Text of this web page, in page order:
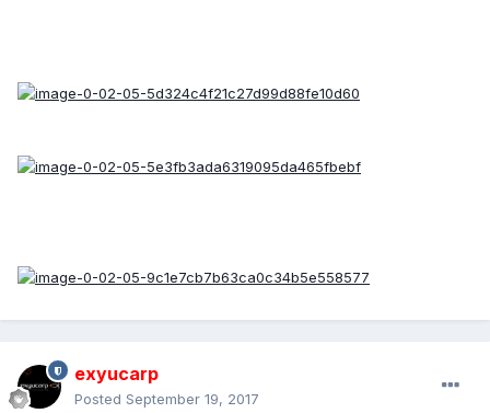
exyucarp
Posted September 19, 2017